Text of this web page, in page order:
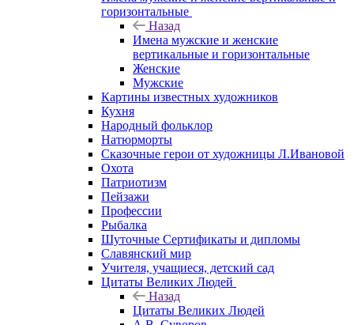
горизонтальные
Назад
Имена мужские и женские
вертикальные и горизонтальные
Женские
Мужские
Картины известных художников
Кухня
Народный фольклор
Натюрморты
Сказочные герои от художницы Л.Ивановой
Охота
Патриотизм
Пейзажи
Профессии
Рыбалка
Шуточные Сертификаты и дипломы
Славянский мир
Учителя, учащиеся, детский сад
Цитаты Великих Людей
Назад
Цитаты Великих Людей